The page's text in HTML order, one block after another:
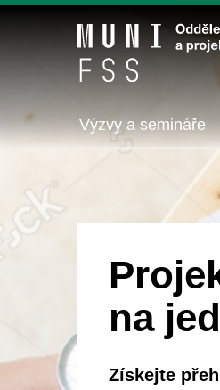
Výzvy a semináře
na
Získejte